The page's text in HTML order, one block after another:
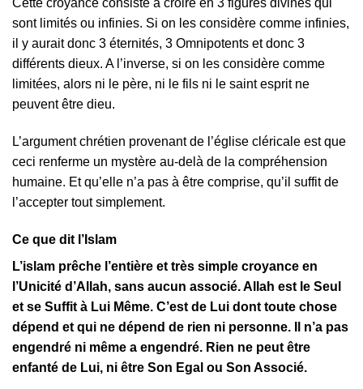
Cette croyance consiste à croire en 3 figures divines qui
sont limités ou infinies. Si on les considère comme infinies,
il y aurait donc 3 éternités, 3 Omnipotents et donc 3
différents dieux. A l’inverse, si on les considère comme
limitées, alors ni le père, ni le fils ni le saint esprit ne
peuvent être dieu.
L’argument chrétien provenant de l’église cléricale est que
ceci renferme un mystère au-delà de la compréhension
humaine. Et qu’elle n’a pas à être comprise, qu’il suffit de
l’accepter tout simplement.
Ce que dit l’Islam
L’islam prêche l’entière et très simple croyance en
l’Unicité d’Allah, sans aucun associé. Allah est le Seul
et se Suffit à Lui Même. C’est de Lui dont toute chose
dépend et qui ne dépend de rien ni personne. Il n’a pas
engendré ni même a engendré. Rien ne peut être
enfanté de Lui, ni être Son Egal ou Son Associé.